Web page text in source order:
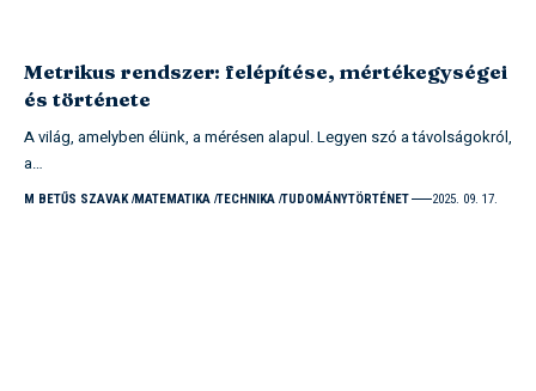
Metrikus rendszer: felépítése, mértékegységei
és története
A világ, amelyben élünk, a mérésen alapul. Legyen szó a távolságokról,
a…
M BETŰS SZAVAK MATEMATIKA TECHNIKA TUDOMÁNYTÖRTÉNET 2025. 09. 17.